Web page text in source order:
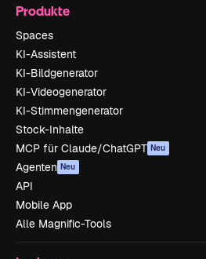
Produkte
Spaces
KI-Assistent
KI-Bildgenerator
KI-Videogenerator
KI-Stimmengenerator
Stock-Inhalte
MCP für Claude/ChatGPT Neu
Agenten Neu
API
Mobile App
Alle Magnific-Tools